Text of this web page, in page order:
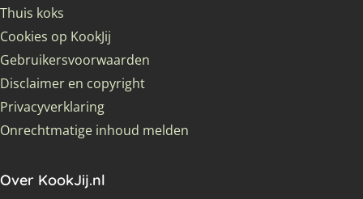
Thuis koks
Cookies op KookJij
Gebruikersvoorwaarden
Disclaimer en copyright
Privacyverklaring
Onrechtmatige inhoud melden
Over KookJij.nl